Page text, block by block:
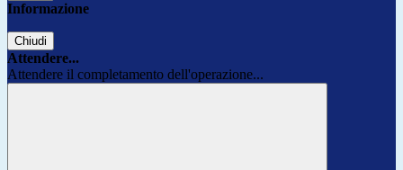
Informazione
Chiudi
Attendere...
Attendere il completamento dell'operazione...